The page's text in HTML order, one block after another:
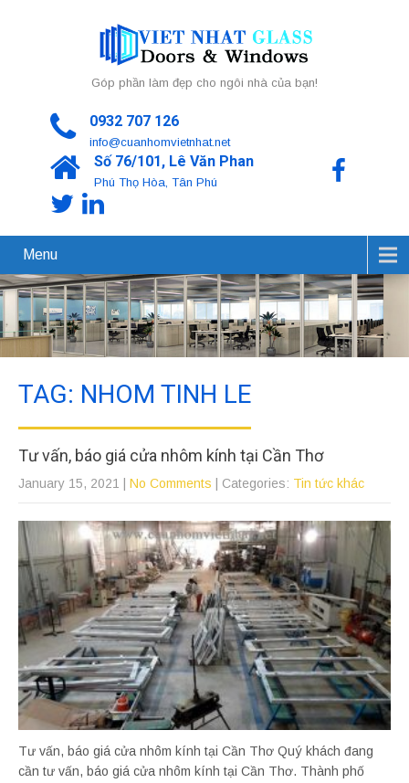
Góp phần làm đẹp cho ngôi nhà của bạn!
0932 707 126
info@cuanhomvietnhat.net
Số 76/101, Lê Văn Phan
Phú Thọ Hòa, Tân Phú
Menu
TAG: NHOM TINH LE
Tư vấn, báo giá cửa nhôm kính tại Cần Thơ
January 15, 2021 | No Comments | Categories: Tin tức khác
Tư vấn, báo giá cửa nhôm kính tại Cần Thơ Quý khách đang
cần tư vấn, báo giá cửa nhôm kính tại Cần Thơ. Thành phố